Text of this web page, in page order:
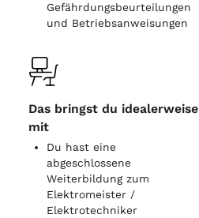
Gefährdungsbeurteilungen
und Betriebsanweisungen
Das bringst du idealerweise
mit
Du hast eine
abgeschlossene
Weiterbildung zum
Elektromeister /
Elektrotechniker